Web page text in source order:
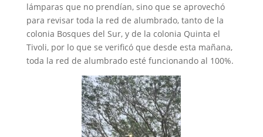
lámparas que no prendían, sino que se aprovechó
para revisar toda la red de alumbrado, tanto de la
colonia Bosques del Sur, y de la colonia Quinta el
Tivoli, por lo que se verificó que desde esta mañana,
toda la red de alumbrado esté funcionando al 100%.